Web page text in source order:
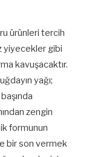
ürünleri tercih
yiyecekler gibi
kavuşacaktır.
yağı;
zengin
formunun
bir son vermek